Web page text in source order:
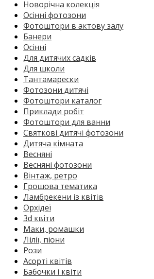
Новорічна колекція
Осінні фотозони
Фотоштори в актову залу
Банери
Осінні
Для дитячих садків
Для школи
Тантамарески
Фотозони дитячі
Фотоштори каталог
Приклади робіт
Фотоштори для ванни
Святкові дитячі фотозони
Дитяча кімната
Весняні
Весняні фотозони
Вінтаж, ретро
Грошова тематика
Ламбрекени із квітів
Орхідеї
3d квіти
Маки, ромашки
Лілії, піони
Рози
Асорті квітів
Бабочки і квіти